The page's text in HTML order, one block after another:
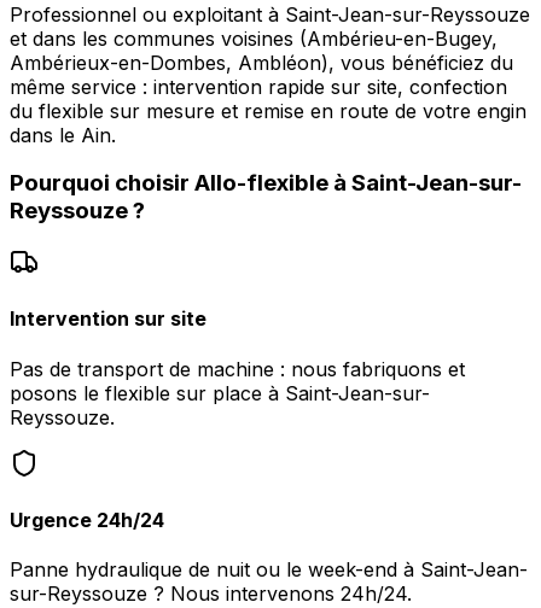
Professionnel ou exploitant à Saint-Jean-sur-Reyssouze
et dans les communes voisines (Ambérieu-en-Bugey,
Ambérieux-en-Dombes, Ambléon), vous bénéficiez du
même service : intervention rapide sur site, confection
du flexible sur mesure et remise en route de votre engin
dans le Ain.
Pourquoi choisir Allo-flexible à Saint-Jean-sur-
Reyssouze?
Intervention sur site
Pas de transport de machine : nous fabriquons et
posons le flexible sur place à Saint-Jean-sur-
Reyssouze.
Urgence 24h/24
Panne hydraulique de nuit ou le week-end à Saint-Jean-
sur-Reyssouze ? Nous intervenons 24h/24.